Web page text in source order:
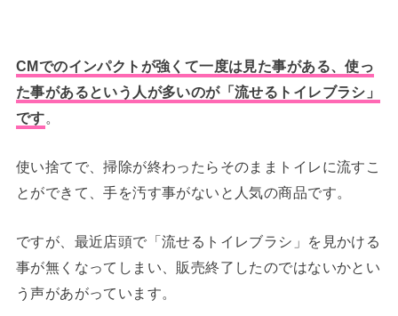
CMでのインパクトが強くて一度は見た事がある、使っ
た事があるという人が多いのが「流せるトイレブラシ」
です。
使い捨てで、掃除が終わったらそのままトイレに流すこ
とができて、手を汚す事がないと人気の商品です。
ですが、最近店頭で「流せるトイレブラシ」を見かける
事が無くなってしまい、販売終了したのではないかとい
う声があがっています。